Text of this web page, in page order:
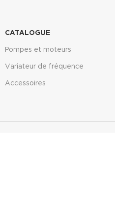
CATALOGUE
Pompes et moteurs
Variateur de fréquence
Accessoires